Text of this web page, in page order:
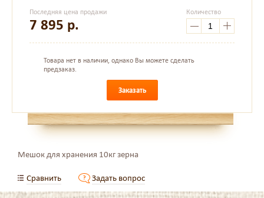
Последняя цена продажи
7 895 р.
Количество
Товара нет в наличии, однако Вы можете сделать
предзаказ.
Заказать
Мешок для хранения 10кг зерна
Сравнить Задать вопрос